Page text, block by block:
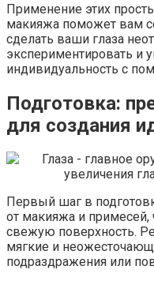
Применение этих
макияжа поможет вам
сделать ваши глаза
экспериментировать и
индивидуальность с
Подготовка:
для создания
Первый шаг в
от макияжа и примесей,
свежую поверхность.
мягкие и
подраздражения или